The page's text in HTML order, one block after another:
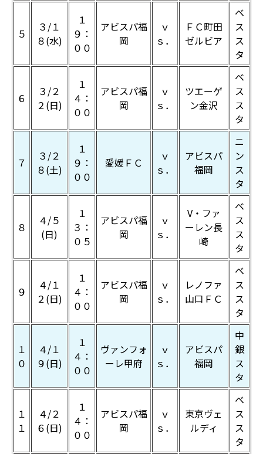
５
３/１
８(水)
１
９：
００
アビスパ福
岡
ｖ
ｓ．
ＦＣ町田
ゼルビア
ベ
ス
ス
タ
６
３/２
２(日)
１
４：
００
アビスパ福
岡
ｖ
ｓ．
ツエーゲ
ン金沢
ベ
ス
ス
タ
７
３/２
８(土)
１
９：
００
愛媛ＦＣ
ｖ
ｓ．
アビスパ
福岡
ニ
ン
ス
タ
８
４/５
(日)
１
３：
０５
アビスパ福
岡
ｖ
ｓ．
V・ファ
ーレン長
崎
ベ
ス
ス
タ
９
４/１
２(日)
１
４：
００
アビスパ福
岡
ｖ
ｓ．
レノファ
山口ＦＣ
ベ
ス
ス
タ
１
０
４/１
９(日)
１
４：
００
ヴァンフォ
ーレ甲府
ｖ
ｓ．
アビスパ
福岡
中
銀
ス
タ
１
１
４/２
６(日)
１
４：
００
アビスパ福
岡
ｖ
ｓ．
東京ヴェ
ルディ
ベ
ス
ス
タ